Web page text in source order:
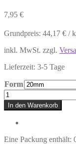
7,95 €
Grundpreis: 44,17 € /
inkl. MwSt. zzgl.
Lieferzeit: 3-5 Tage
Form
Meat
&
Pepper
Hookbaits
In den Warenkorb
Eine Packung enthält: